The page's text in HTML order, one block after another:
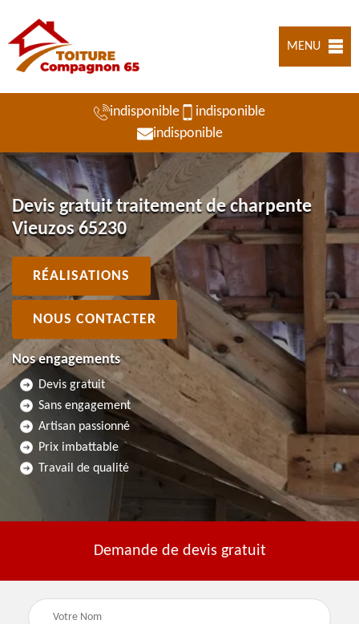
MENU
indisponible
indisponible
indisponible
Devis gratuit traitement de charpente
Vieuzos 65230
RÉALISATIONS
NOUS CONTACTER
Nos engagements
Devis gratuit
Sans engagement
Artisan passionné
Prix imbattable
Travail de qualité
Demande de devis gratuit